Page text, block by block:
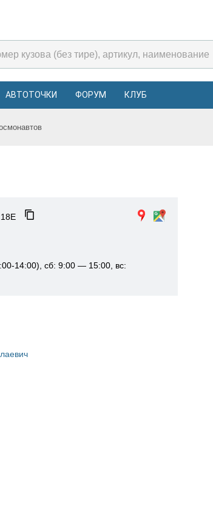
АВТОТОЧКИ ФОРУМ КЛУБ
14:00), сб: 9:00 — 15:00, вс: